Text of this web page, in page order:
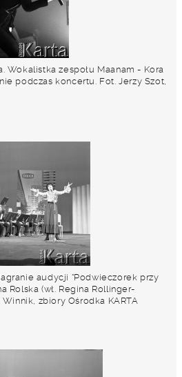
Wokalistka zespołu Maanam - Kora
podczas koncertu. Fot. Jerzy Szot,
audycji "Podwieczorek przy
Rolska (wł. Regina Rollinger-
zbiory Ośrodka KARTA